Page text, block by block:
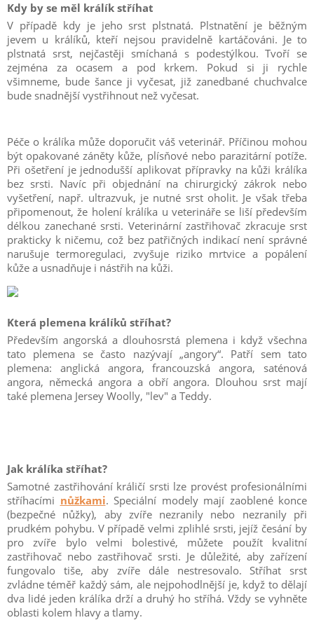
Kdy by se měl králík stříhat
V případě kdy je jeho srst plstnatá. Plstnatění je běžným
jevem u králíků, kteří nejsou pravidelně kartáčováni. Je to
plstnatá srst, nejčastěji smíchaná s podestýlkou. Tvoří se
zejména za ocasem a pod krkem. Pokud si ji rychle
všimneme, bude šance ji vyčesat, již zanedbané chuchvalce
bude snadnější vystřihnout než vyčesat.
Péče o králíka může doporučit váš veterinář. Příčinou mohou
být opakované záněty kůže, plísňové nebo parazitární potíže.
Při ošetření je jednodušší aplikovat přípravky na kůži králíka
bez srsti. Navíc při objednání na chirurgický zákrok nebo
vyšetření, např. ultrazvuk, je nutné srst oholit. Je však třeba
připomenout, že holení králíka u veterináře se liší především
délkou zanechané srsti. Veterinární zastřihovač zkracuje srst
prakticky k ničemu, což bez patřičných indikací není správné
narušuje termoregulaci, zvyšuje riziko mrtvice a popálení
kůže a usnadňuje i nástřih na kůži.
Která plemena králíků stříhat?
Především angorská a dlouhosrstá plemena i když všechna
tato plemena se často nazývají „angory“. Patří sem tato
plemena: anglická angora, francouzská angora, saténová
angora, německá angora a obří angora. Dlouhou srst mají
také plemena Jersey Woolly, "lev" a Teddy.
Jak králíka stříhat?
Samotné zastřihování králičí srsti lze provést profesionálními
stříhacími nůžkami. Speciální modely mají zaoblené konce
(bezpečné nůžky), aby zvíře nezranily nebo nezranily při
prudkém pohybu. V případě velmi zplihlé srsti, jejíž česání by
pro zvíře bylo velmi bolestivé, můžete použít kvalitní
zastřihovač nebo zastřihovač srsti. Je důležité, aby zařízení
fungovalo tiše, aby zvíře dále nestresovalo. Stříhat srst
zvládne téměř každý sám, ale nejpohodlnější je, když to dělají
dva lidé jeden králíka drží a druhý ho stříhá. Vždy se vyhněte
oblasti kolem hlavy a tlamy.